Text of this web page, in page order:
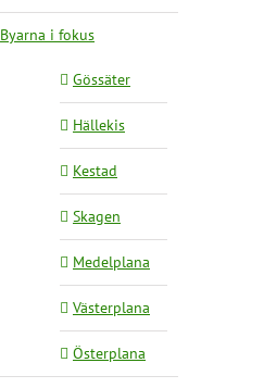
Byarna i fokus
Gössäter
Hällekis
Kestad
Skagen
Medelplana
Västerplana
Österplana